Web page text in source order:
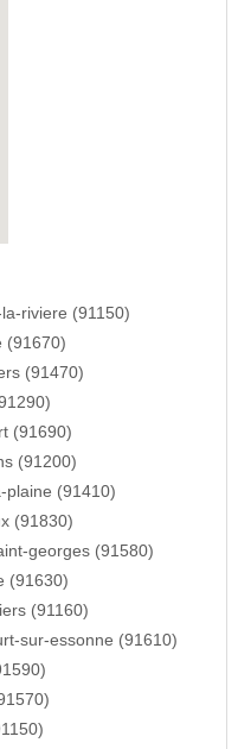
riviere (91150)
(91670)
(91470)
(91690)
(91200)
plaine (91410)
(91830)
georges (91580)
(91630)
(91160)
sur-essonne (91610)